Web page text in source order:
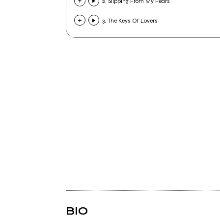
3. The Keys Of Lovers
BIO